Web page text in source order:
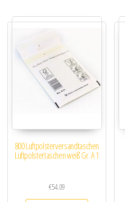
800 Luftpolsterversandtaschen
Luftpolstertaschen weiß Gr. A 1
€54.09